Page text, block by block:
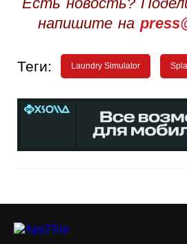
напишите на
Теги: Laundry Simulator